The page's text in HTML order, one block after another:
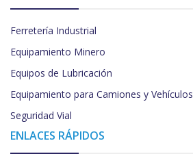
Ferretería Industrial
Equipamiento Minero
Equipos de Lubricación
Equipamiento para Camiones y Vehículos
Seguridad Vial
ENLACES RÁPIDOS